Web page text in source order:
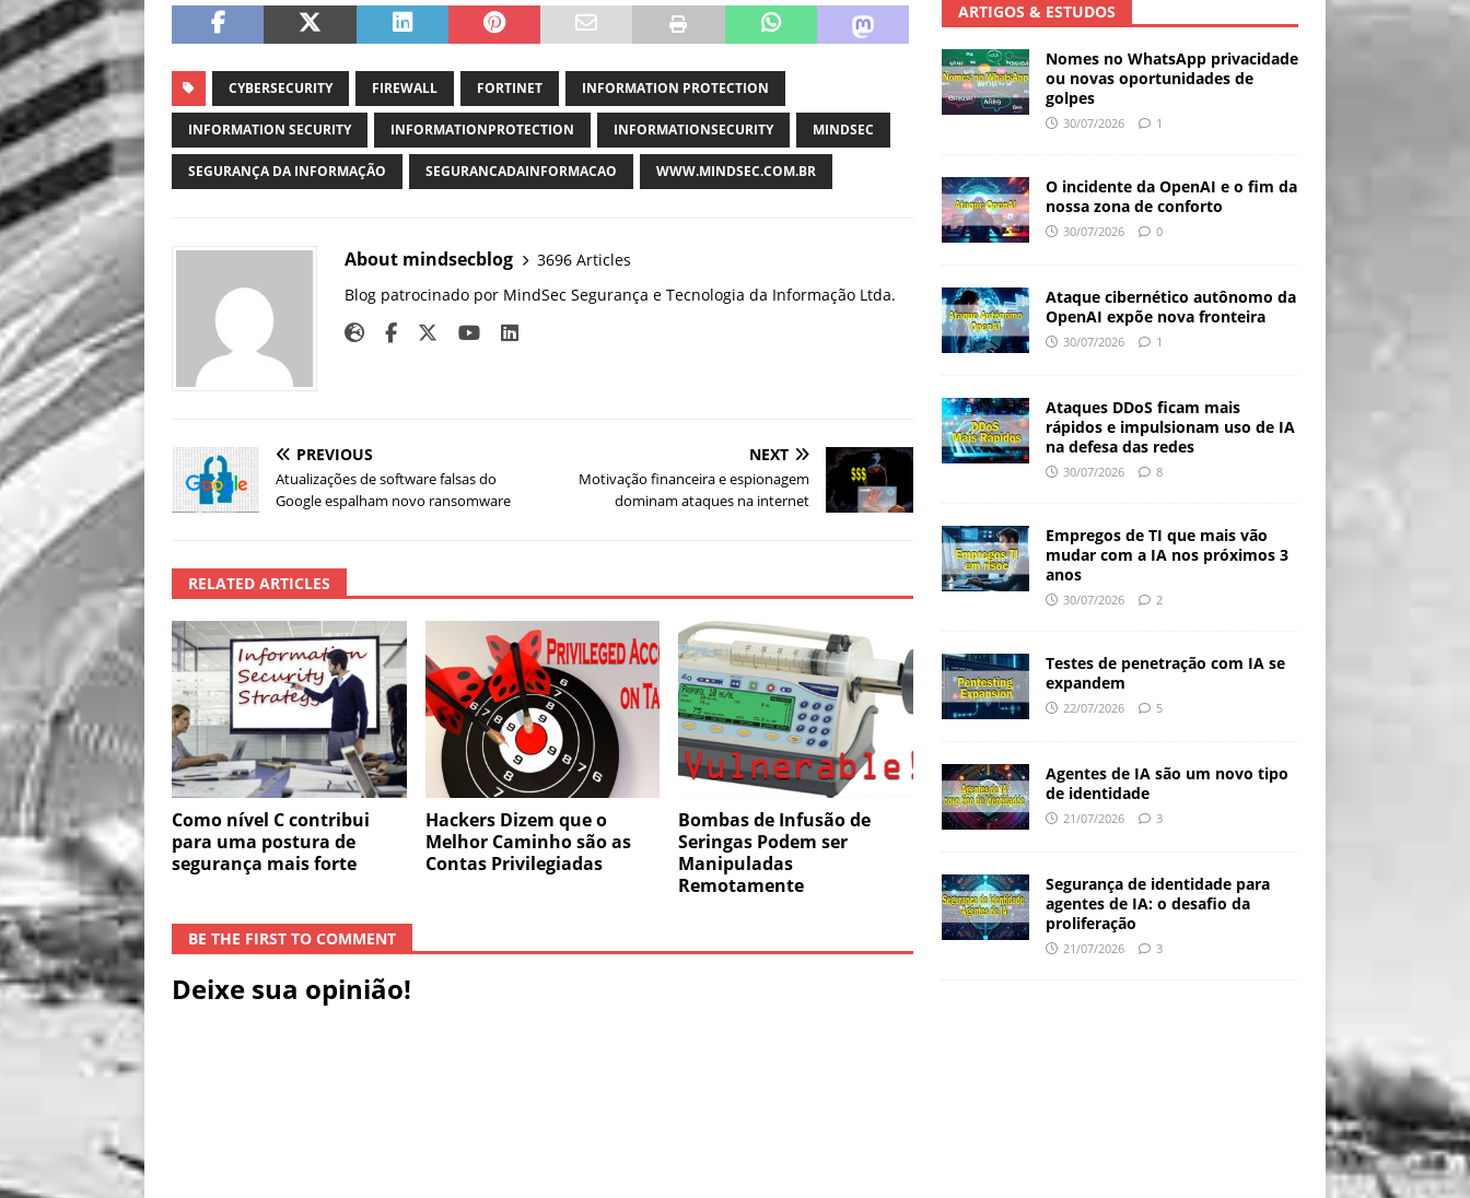
CYBERSECURITY FIREWALL FORTINET INFORMATION PROTECTION
INFORMATION SECURITY INFORMATIONPROTECTION INFORMATIONSECURITY MINDSEC
SEGURANÇA DA INFORMAÇÃO SEGURANCADAINFORMACAO WWW.MINDSEC.COM.BR
About mindsecblog
3696 Articles
Blog patrocinado por MindSec Segurança e Tecnologia da Informação Ltda.
PREVIOUS
Atualizações de software falsas do
Google espalham novo ransomware
NEXT
Motivação financeira e espionagem
dominam ataques na internet
RELATED ARTICLES
Como nível C contribui
para uma postura de
segurança mais forte
Hackers Dizem que o
Melhor Caminho são as
Contas Privilegiadas
Bombas de Infusão de
Seringas Podem ser
Manipuladas
Remotamente
BE THE FIRST TO COMMENT
Deixe sua opinião!
ARTIGOS & ESTUDOS
Nomes no WhatsApp privacidade
ou novas oportunidades de
golpes
30/07/2026 1
O incidente da OpenAI e o fim da
nossa zona de conforto
30/07/2026 0
Ataque cibernético autônomo da
OpenAI expõe nova fronteira
30/07/2026 1
Ataques DDoS ficam mais
rápidos e impulsionam uso de IA
na defesa das redes
30/07/2026 8
Empregos de TI que mais vão
mudar com a IA nos próximos 3
anos
30/07/2026 2
Testes de penetração com IA se
expandem
22/07/2026 5
Agentes de IA são um novo tipo
de identidade
21/07/2026 3
Segurança de identidade para
agentes de IA: o desafio da
proliferação
21/07/2026 3